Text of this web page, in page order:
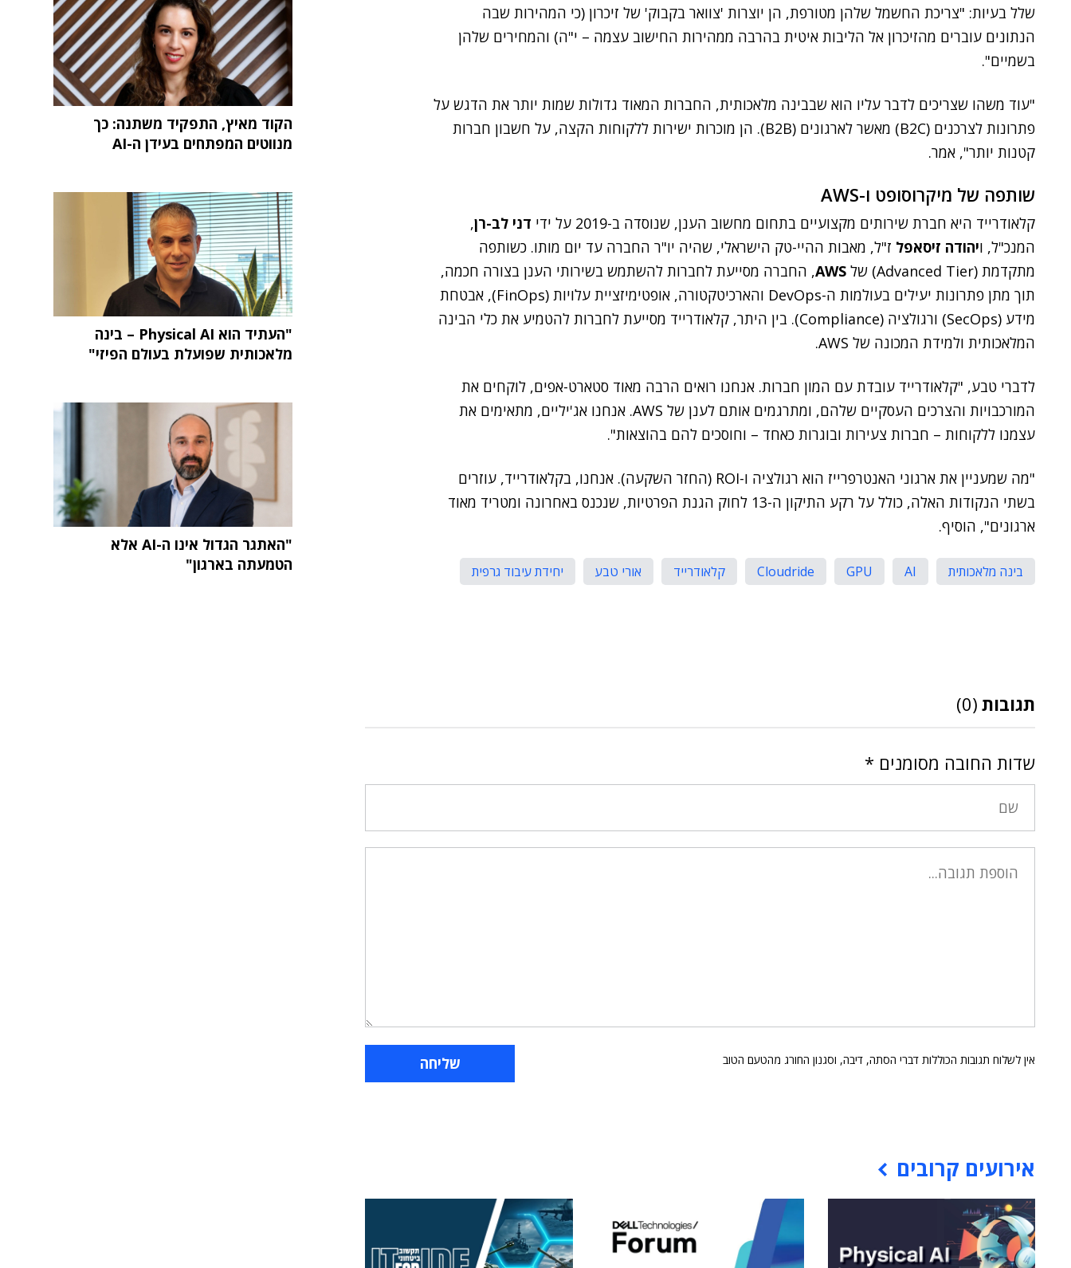
שלל בעיות: "צריכת החשמל שלהן מטורפת, הן יוצרות 'צוואר בקבוק' של זיכרון (כי המהירות שבה
הנתונים עוברים מהזיכרון אל הליבות איטית בהרבה ממהירות החישוב עצמה – י"ה) והמחירים שלהן
בשמיים".
"עוד משהו שצריכים לדבר עליו הוא שבבינה מלאכותית, החברות המאוד גדולות שמות יותר את הדגש על
פתרונות לצרכנים (B2C) מאשר לארגונים (B2B). הן מוכרות ישירות ללקוחות הקצה, על חשבון חברות
קטנות יותר", אמר.
שותפה של מיקרוסופט ו-AWS
קלאודרייד היא חברת שירותים מקצועיים בתחום מחשוב הענן, שנוסדה ב-2019 על ידי דני לב-רן,
המנכ"ל, ויהודה זיסאפל ז"ל, מאבות ההיי-טק הישראלי, שהיה יו"ר החברה עד יום מותו. כשותפה
מתקדמת (Advanced Tier) של
AWS, החברה מסייעת לחברות להשתמש בשירותי הענן בצורה חכמה,
תוך מתן פתרונות יעילים בעולמות ה-DevOps והארכיטקטורה, אופטימיזציית עלויות (FinOps), אבטחת
מידע (SecOps) ורגולציה (Compliance). בין היתר, קלאודרייד מסייעת לחברות להטמיע את כלי הבינה
המלאכותית ולמידת המכונה של AWS.
לדברי טבע, "קלאודרייד עובדת עם המון חברות. אנחנו רואים הרבה מאוד סטארט-אפים, לוקחים את
המורכבויות והצרכים העסקיים שלהם, ומתרגמים אותם לענן של AWS. אנחנו אג'יליים, מתאימים את
עצמנו ללקוחות – חברות צעירות ובוגרות כאחד – וחוסכים להם בהוצאות".
"מה שמעניין את ארגוני האנטרפרייז הוא רגולציה ו-ROI (החזר השקעה). אנחנו, בקלאודרייד, עוזרים
בשתי הנקודות האלה, כולל על רקע התיקון ה-13 לחוק הגנת הפרטיות, שנכנס באחרונה ומטריד מאוד
ארגונים", הוסיף.
בינה מלאכותית AI
GPU
Cloudride קלאודרייד אורי טבע יחידת עיבוד גרפית
תגובות (0)
שדות החובה מסומנים *
אין לשלוח תגובות הכוללות דברי הסתה, דיבה, וסגנון החורג מהטעם הטוב
אירועים קרובים
הקוד מאיץ, התפקיד משתנה: כך
מנווטים המפתחים בעידן ה-AI
"העתיד הוא Physical AI – בינה
מלאכותית שפועלת בעולם הפיזי"
"האתגר הגדול אינו ה-AI אלא
הטמעתה בארגון"